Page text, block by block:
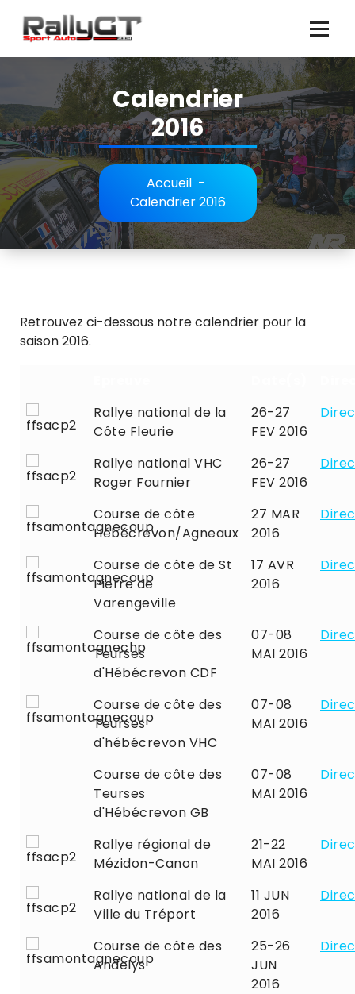
contenu
Calendrier
2016
Accueil -
Calendrier 2016
Retrouvez ci-dessous notre calendrier pour la
saison 2016.
Rallye national de la
Côte Fleurie
26-27
FEV 2016
Rallye national VHC
Roger Fournier
26-27
FEV 2016
Course de côte
Hébécrevon/Agneaux
27 MAR
2016
Course de côte de St
Pierre de
Varengeville
17 AVR
2016
Course de côte des
Teurses
d'Hébécrevon CDF
07-08
MAI 2016
Course de côte des
Teurses
d'hébécrevon VHC
07-08
MAI 2016
Course de côte des
Teurses
d'Hébécrevon GB
07-08
MAI 2016
Rallye régional de
Mézidon-Canon
21-22
MAI 2016
Rallye national de la
Ville du Tréport
11 JUN
2016
Course de côte des
Andelys
25-26
JUN
2016